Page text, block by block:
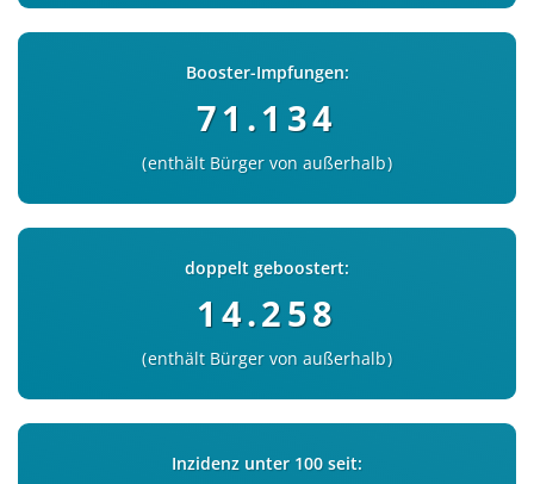
Booster-Impfungen:
71.134
enthält Bürger von außerhalb
doppelt geboostert:
14.258
enthält Bürger von außerhalb
Inzidenz unter 100 seit: